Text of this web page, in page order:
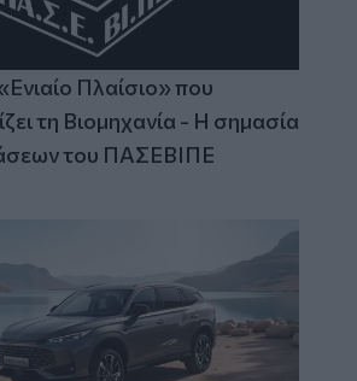
Πλαίσιο» που
τη Βιομηχανία - Η σημασία
του ΠΑΣΕΒΙΠΕ